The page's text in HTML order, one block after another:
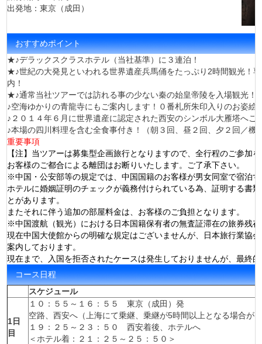
出発地：東京（成田）
おすすめポイント
★♪デラックスクラスホテル（当社基準）に３連泊！
★♪世紀の大発見といわれる世界遺産兵馬俑をたっぷり2時間観光！
内！
★♪通常当社ツアーでは訪れる事の少ない秦の始皇帝陵を入場観光！
♪空海ゆかりの青龍寺にもご案内します！０番札所朱印入りのお姿絵
♪２０１４年６月に世界遺産に認定された西安のシンボル大雁塔へご
♪本場の四川料理を含む全食事付き！（朝３回、昼２回、夕２回／機
重要事項
【注】当ツアーは募集型企画旅行となりますので、全行程のご参加
お客様のご都合による離団はお断りいたします。ご了承下さい。
※中国・公安部等の規定では、中国国籍のお客様が男女同室で宿泊
ホテルに婚姻証明のチェックが義務付けられている為、証明する書
とがあります。
またそれに伴う追加の部屋料金は、お客様のご負担となります。
※中国渡航（観光）における日本国籍保有者の無査証滞在の旅券残
現在中国大使館からの明確な規定はございませんが、日本旅行業協
案内しております。
現在まで、入国を拒否されたケースは発生しておりませんが、最終
コース日程
スケジュール
1日
目
１０：５５～１６：５５ 東京（成田）発
空路、西安へ（上海にて乗継、乗継が5時間以上となる場合が
１９：２５～２３：５０ 西安着後、ホテルへ
＜ホテル着：２１：２５～２５：５０＞